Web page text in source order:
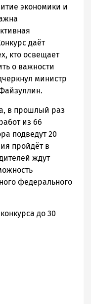
экономики и
даёт
кто освещает
о важности
министр
в прошлый раз
из 66
подведут 20
пройдёт в
ждут
федерального
конкурса до 30